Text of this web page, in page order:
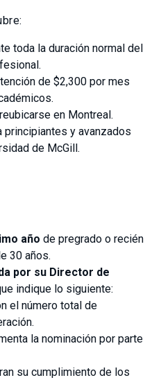
toda la duración normal del
de $2,300 por mes
en Montreal.
principiantes y avanzados
de McGill.
año de pregrado o recién
30 años.
por su Director de
indique lo siguiente:
el número total de
la nominación por parte
su cumplimiento de los